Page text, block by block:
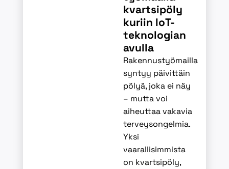
kvartsipöly
kuriin IoT-
teknologian
avulla
Rakennustyömailla
syntyy päivittäin
pölyä, joka ei näy
– mutta voi
aiheuttaa vakavia
terveysongelmia.
Yksi
vaarallisimmista
on kvartsipöly,